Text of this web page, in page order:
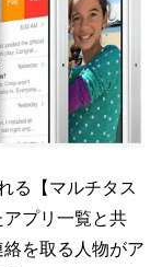
る【マルチタス
プリ一覧と共
を取る人物がア